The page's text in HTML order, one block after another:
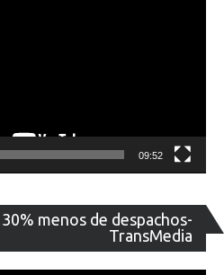
09:52
menos de despachos-
TransMedia
de